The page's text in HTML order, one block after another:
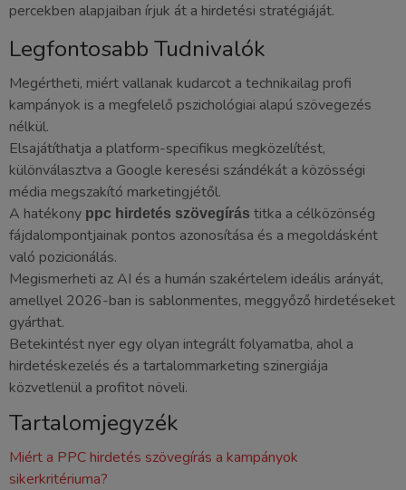
percekben alapjaiban írjuk át a hirdetési stratégiáját.
Legfontosabb Tudnivalók
Megértheti, miért vallanak kudarcot a technikailag profi
kampányok is a megfelelő pszichológiai alapú szövegezés
nélkül.
Elsajátíthatja a platform-specifikus megközelítést,
különválasztva a Google keresési szándékát a közösségi
média megszakító marketingjétől.
A hatékony ppc hirdetés szövegírás titka a célközönség
fájdalompontjainak pontos azonosítása és a megoldásként
való pozicionálás.
Megismerheti az AI és a humán szakértelem ideális arányát,
amellyel 2026-ban is sablonmentes, meggyőző hirdetéseket
gyárthat.
Betekintést nyer egy olyan integrált folyamatba, ahol a
hirdetéskezelés és a tartalommarketing szinergiája
közvetlenül a profitot növeli.
Tartalomjegyzék
Miért a PPC hirdetés szövegírás a kampányok
sikerkritériuma?